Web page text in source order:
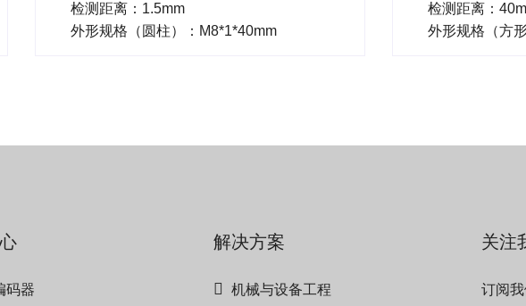
检测距离：1.5mm
外形规格（圆柱）：M8*1*40mm
检测距离：
外形规格（方
码器
解决方案
机械与设备工程
关注
订阅